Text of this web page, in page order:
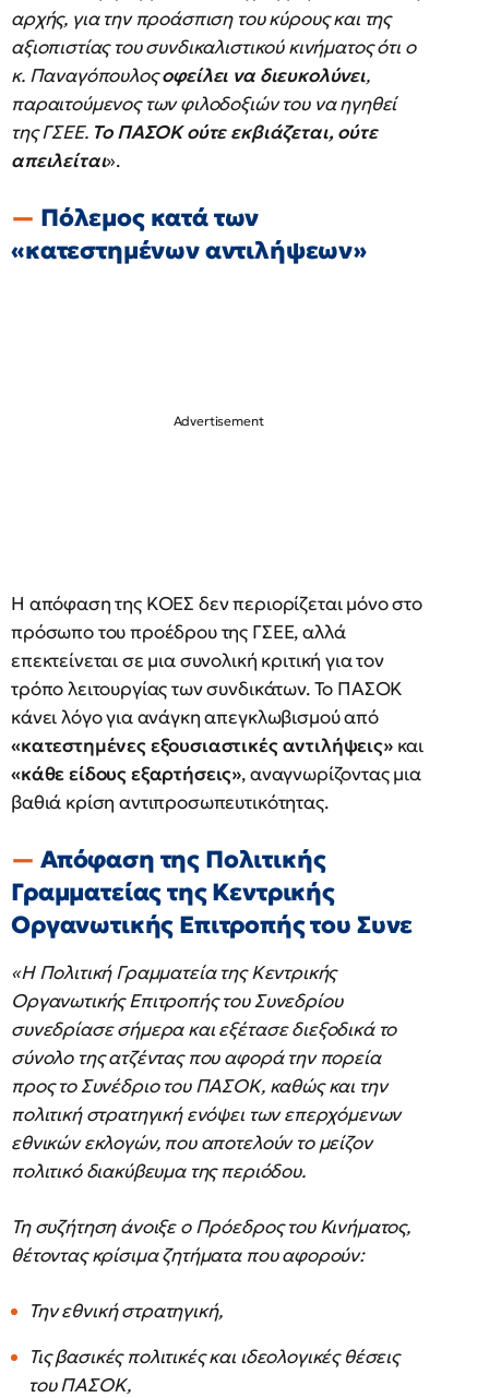
αρχής, για την προάσπιση του κύρους και της
αξιοπιστίας του συνδικαλιστικού κινήματος ότι ο
κ. Παναγόπουλοςοφείλει να διευκολύνει,
παραιτούμενος των φιλοδοξιών του να ηγηθεί
της ΓΣΕΕ. Το ΠΑΣΟΚ ούτε εκβιάζεται, ούτε
απειλείται».
Πόλεμος κατά των
«κατεστημένων αντιλήψεων»
Η απόφαση της ΚΟΕΣ δεν περιορίζεται μόνο στο
πρόσωπο του προέδρου της ΓΣΕΕ, αλλά
επεκτείνεται σε μια συνολική κριτική για τον
τρόπο λειτουργίας των συνδικάτων. Το ΠΑΣΟΚ
κάνει λόγο για ανάγκη απεγκλωβισμού από
«κατεστημένες εξουσιαστικές αντιλήψεις»και
«κάθε είδους εξαρτήσεις», αναγνωρίζοντας μια
βαθιά κρίση αντιπροσωπευτικότητας.
Απόφαση της Πολιτικής
Γραμματείας της Κεντρικής
Οργανωτικής Επιτροπής του Συνε
«Η Πολιτική Γραμματεία της Κεντρικής
Οργανωτικής Επιτροπής του Συνεδρίου
συνεδρίασε σήμερα και εξέτασε διεξοδικά το
σύνολο της ατζέντας που αφορά την πορεία
προς το Συνέδριο του ΠΑΣΟΚ, καθώς και την
πολιτική στρατηγική ενόψει των επερχόμενων
εθνικών εκλογών, που αποτελούν το μείζον
πολιτικό διακύβευμα της περιόδου.
Τη συζήτηση άνοιξε ο Πρόεδρος του Κινήματος,
θέτοντας κρίσιμα ζητήματα που αφορούν:
Την εθνική στρατηγική,
Τις βασικές πολιτικές και ιδεολογικές θέσεις
του ΠΑΣΟΚ,